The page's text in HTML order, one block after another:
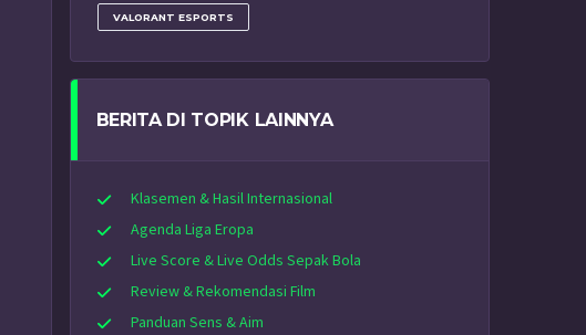
VALORANT ESPORTS
BERITA DI TOPIK LAINNYA
Klasemen & Hasil Internasional
Agenda Liga Eropa
Live Score & Live Odds Sepak Bola
Review & Rekomendasi Film
Panduan Sens & Aim